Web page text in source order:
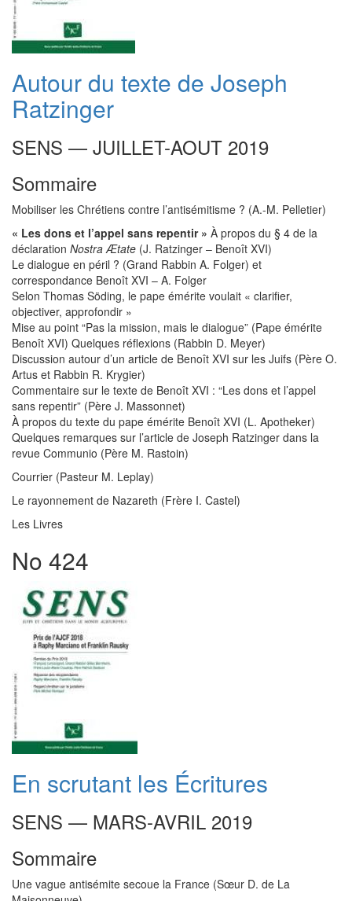
Autour du texte de Joseph
Ratzinger
SENS — JUILLET-AOUT 2019
Sommaire
Mobiliser les Chrétiens contre l’antisémitisme ? (A.-M. Pelletier)
« Les dons et l’appel sans repentir » À propos du § 4 de la
déclaration Nostra Ætate (J. Ratzinger – Benoît XVI)
Le dialogue en péril ? (Grand Rabbin A. Folger) et
correspondance Benoît XVI – A. Folger
Selon Thomas Söding, le pape émérite voulait « clarifier,
objectiver, approfondir »
Mise au point “Pas la mission, mais le dialogue” (Pape émérite
Benoît XVI) Quelques réflexions (Rabbin D. Meyer)
Discussion autour d’un article de Benoît XVI sur les Juifs (Père O.
Artus et Rabbin R. Krygier)
Commentaire sur le texte de Benoît XVI : “Les dons et l’appel
sans repentir” (Père J. Massonnet)
À propos du texte du pape émérite Benoît XVI (L. Apotheker)
Quelques remarques sur l’article de Joseph Ratzinger dans la
revue Communio (Père M. Rastoin)
Courrier (Pasteur M. Leplay)
Le rayonnement de Nazareth (Frère I. Castel)
Les Livres
No 424
En scrutant les Écritures
SENS — MARS-AVRIL 2019
Sommaire
Une vague antisémite secoue la France (Sœur D. de La